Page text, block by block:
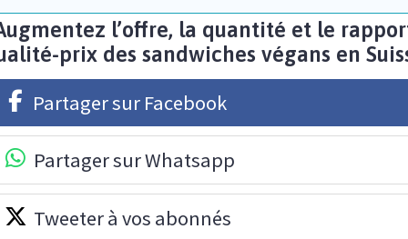
l’offre, la quantité et le
prix des sandwiches végans en
Partager sur Facebook
Partager sur Whatsapp
Tweeter à vos abonnés